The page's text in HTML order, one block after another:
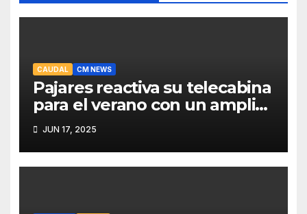
CAUDAL CM NEWS
Pajares reactiva su telecabina
para el verano con un amplio
programa de actividades
JUN 17, 2025